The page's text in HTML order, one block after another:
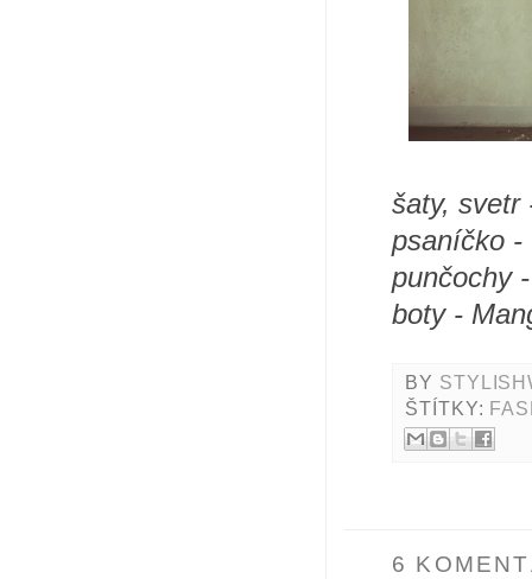
šaty, svetr
psaníčko -
punčochy
boty -
BY
ŠTÍTKY:
6